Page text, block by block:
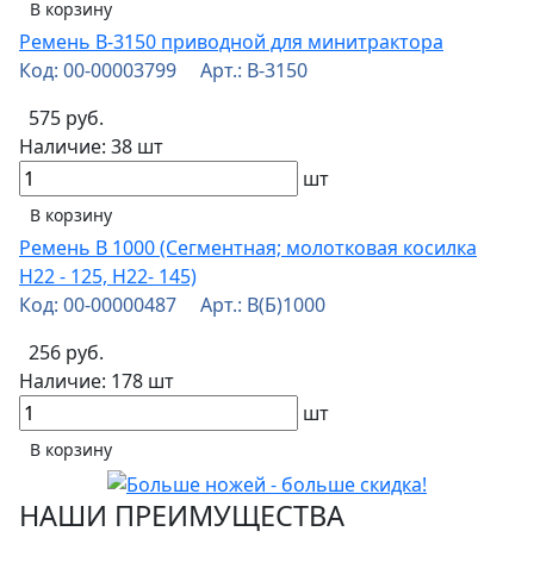
В корзину
Ремень В-3150 приводной для минитрактора
Код: 00-00003799 Арт.: В-3150
575 руб.
Наличие: 38 шт
шт
В корзину
Ремень В 1000 (Сегментная; молотковая косилка
Н22 - 125, Н22- 145)
Код: 00-00000487 Арт.: В(Б)1000
256 руб.
Наличие: 178 шт
шт
В корзину
НАШИ ПРЕИМУЩЕСТВА